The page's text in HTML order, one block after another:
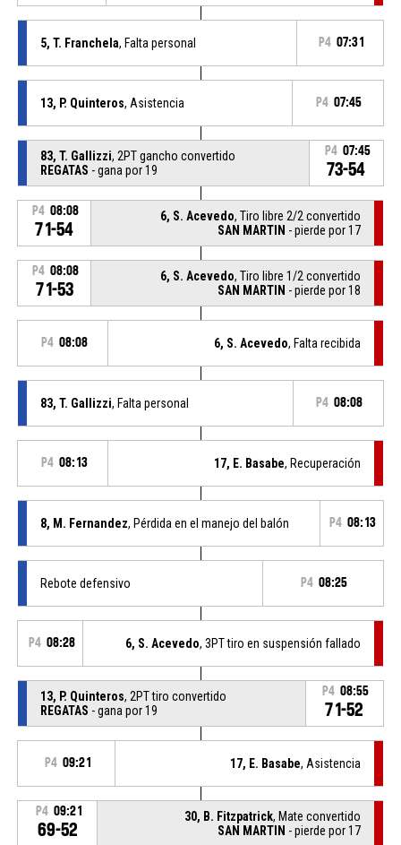
5, T. Franchela, Falta personal P4 07:31
13, P. Quinteros, Asistencia P4 07:45
83, T. Gallizzi, 2PT gancho convertido
REGATAS - gana por 19
P4 07:45
73-54
P4 08:08
71-54
6, S. Acevedo, Tiro libre 2/2 convertido
SAN MARTIN - pierde por 17
P4 08:08
71-53
6, S. Acevedo, Tiro libre 1/2 convertido
SAN MARTIN - pierde por 18
P4 08:08 6, S. Acevedo, Falta recibida
83, T. Gallizzi, Falta personal P4 08:08
P4 08:13 17, E. Basabe, Recuperación
8, M. Fernandez, Pérdida en el manejo del balón P4 08:13
Rebote defensivo P4 08:25
P4 08:28 6, S. Acevedo, 3PT tiro en suspensión fallado
13, P. Quinteros, 2PT tiro convertido
REGATAS - gana por 19
P4 08:55
71-52
P4 09:21 17, E. Basabe, Asistencia
P4 09:21
69-52
30, B. Fitzpatrick, Mate convertido
SAN MARTIN - pierde por 17